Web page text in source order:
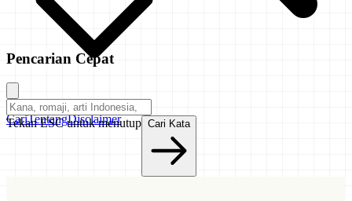
CariTentangDisclaimer
Pencarian Cepat
Tekan ESC untuk menutup Cari Kata